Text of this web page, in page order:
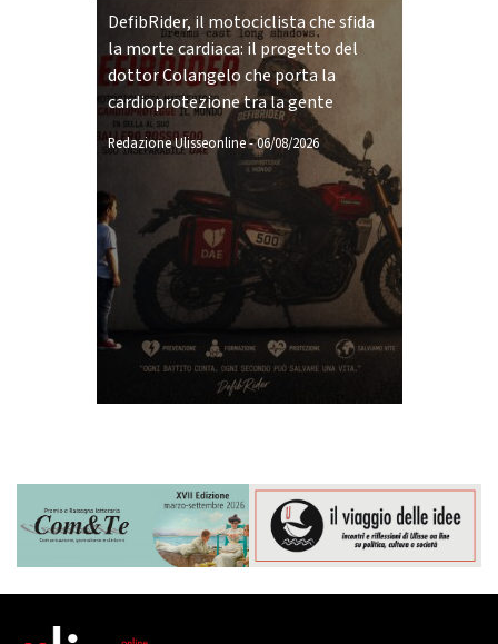
DefibRider, il motociclista che sfida
la morte cardiaca: il progetto del
dottor Colangelo che porta la
cardioprotezione tra la gente
Redazione Ulisseonline-06/08/2026